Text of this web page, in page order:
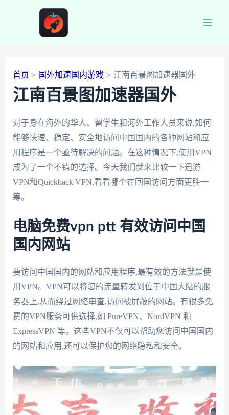
首页 国外加速国内游戏 江南百景图加速器国外
江南百景图加速器国外
对于身在海外的华人、留学生和海外工作人员来说,如何
能够快速、稳定、安全地访问中国国内的各种网站和应
用程序是一个亟待解决的问题。在这种情况下,使用VPN
成为了一个不错的选择。今天我们就来比较一下迅游
VPN和Quickback VPN,看看哪个在回国访问方面更胜一
筹。
电脑免费vpn ptt 有效访问中国
国内网站
要访问中国国内的网站和应用程序,最有效的方法就是使
用VPN。VPN可以将您的流量转发到位于中国大陆的服
务器上,从而绕过网络审查,访问被屏蔽的网站。有很多免
费的VPN服务可供选择,如 PureVPN、NordVPN 和
ExpressVPN 等。这些VPN不仅可以帮助您访问中国国内
的网站和应用,还可以保护您的网络隐私和安全。